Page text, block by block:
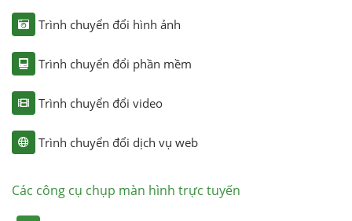
Trình chuyển đổi hình ảnh
Trình chuyển đổi phần mềm
Trình chuyển đổi video
Trình chuyển đổi dịch vụ web
Các công cụ chụp màn hình trực tuyến